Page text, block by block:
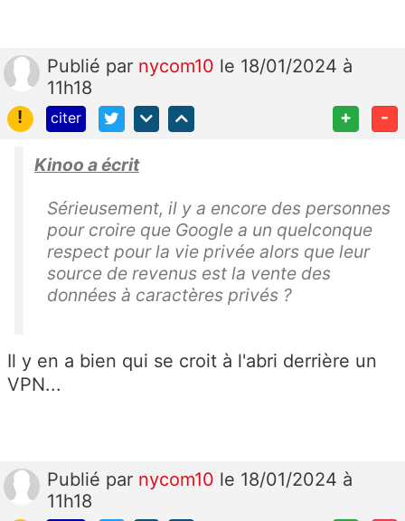
Publié par nycom10 le 18/01/2024 à
11h18
!
citer + -
Kinoo a écrit
Sérieusement, il y a encore des personnes
pour croire que Google a un quelconque
respect pour la vie privée alors que leur
source de revenus est la vente des
données à caractères privés ?
Il y en a bien qui se croit à l'abri derrière un
VPN...
Publié par nycom10 le 18/01/2024 à
11h18